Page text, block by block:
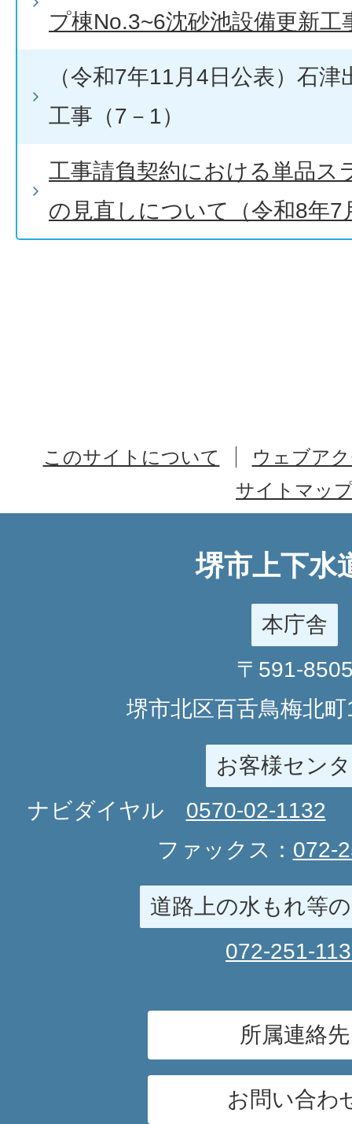
プ棟No.3~6沈砂池設備更新工
（令和7年11月4日公表）石
工事（7－1）
工事請負契約における単品ス
の見直しについて（令和8年7
このサイトについて
ウェブア
サイトマッ
堺市上下水
本庁舎
〒591-
堺市北区百舌鳥梅北
お客様セン
ナビダイヤル 0570-02-1132
ファックス： 072-
道路上の水もれ等
072-251-
所属連絡先
お問い合わ